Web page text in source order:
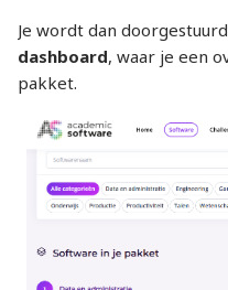
Je wordt dan
dashboard, waar je een
pakket.